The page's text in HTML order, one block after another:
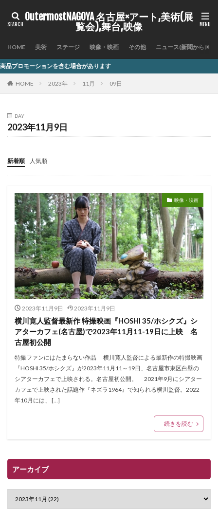
OutermostNAGOYA 名古屋×アート,美術(展
覧会),舞台,映像
HOME 美術 ステージ 映像・映画 その他 ニュース(新聞から)
含む場合があります
HOME 2023年 11月 09日
DAY
2023年11月9日
新着順 人気順
映像・映画
2023年11月9日 2023年11月9日
横川寛人監督最新作 特撮映画『HOSHI 35/ホシクズ』シ
アターカフェ(名古屋)で2023年11月11-19日に上映 名
古屋初公開
特撮ファンにはたまらない作品 横川寛人監督による最新作の特撮映画
『HOSHI 35/ホシクズ』が2023年11月11～19日、名古屋市東区白壁の
シアターカフェで上映される。名古屋初公開。 2021年9月にシアター
カフェで上映された話題作『ネズラ1964』で知られる横川監督。2022
年10月には、 […]
続きを読む
アーカイブ